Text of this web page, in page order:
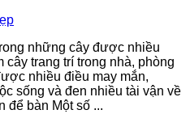
những cây được nhiều
trang trí trong nhà, phòng
nhiều điều may mắn,
sống và đen nhiều tài vận về
để bàn Một số ...